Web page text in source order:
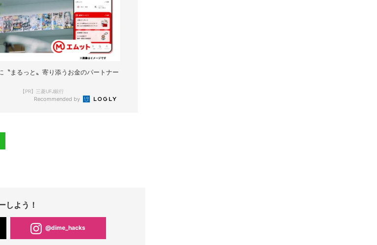
〝まるっと〟寄り添うお金のパートナー
【PR】三菱UFJ銀行
Recommended by
しよう！
@dime_hacks